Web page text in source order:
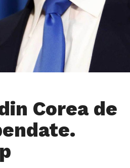
Corea de